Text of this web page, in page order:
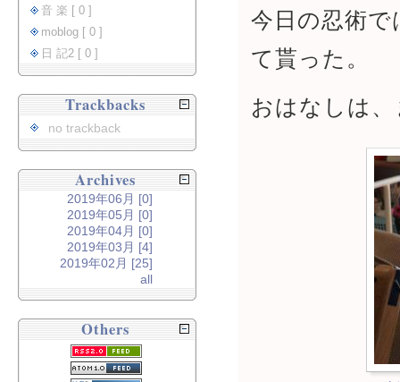
今日の忍術
て貰った。
おはなしは
音 楽 [ 0 ]
moblog [ 0 ]
日 記2 [ 0 ]
Trackbacks
no trackback
Archives
2019年06月 [0]
2019年05月 [0]
2019年04月 [0]
2019年03月 [4]
2019年02月 [25]
all
Others